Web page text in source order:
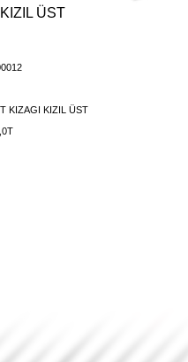
ÜST
KIZAGI KIZIL ÜST